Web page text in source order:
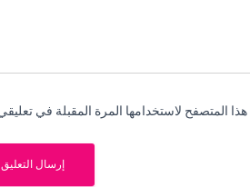
المتصفح لاستخدامها المرة المقبلة في